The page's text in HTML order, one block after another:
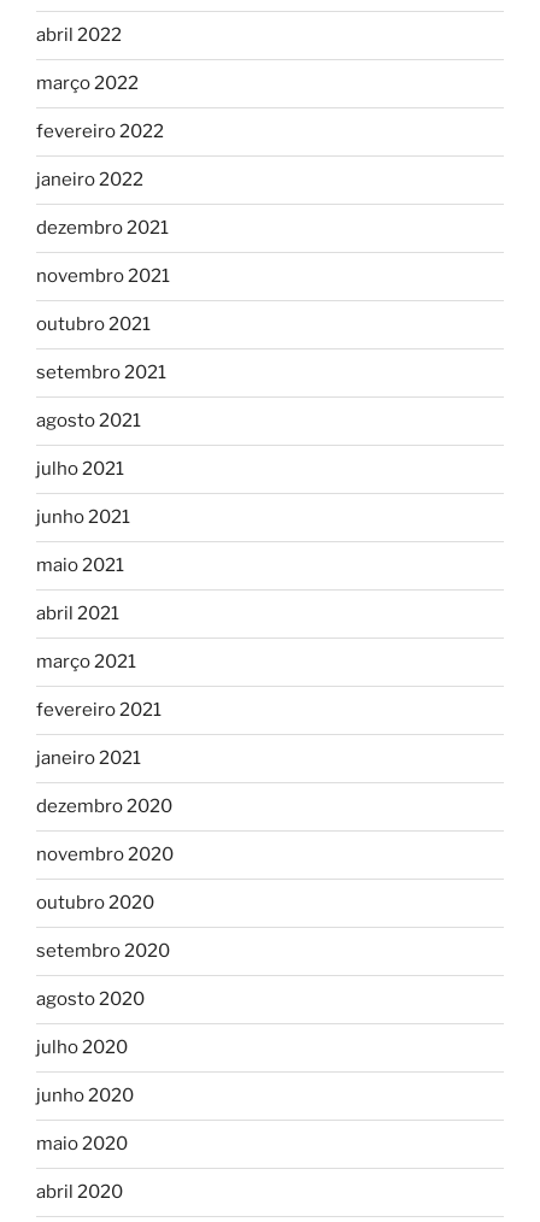
abril 2022
março 2022
fevereiro 2022
janeiro 2022
dezembro 2021
novembro 2021
outubro 2021
setembro 2021
agosto 2021
julho 2021
junho 2021
maio 2021
abril 2021
março 2021
fevereiro 2021
janeiro 2021
dezembro 2020
novembro 2020
outubro 2020
setembro 2020
agosto 2020
julho 2020
junho 2020
maio 2020
abril 2020